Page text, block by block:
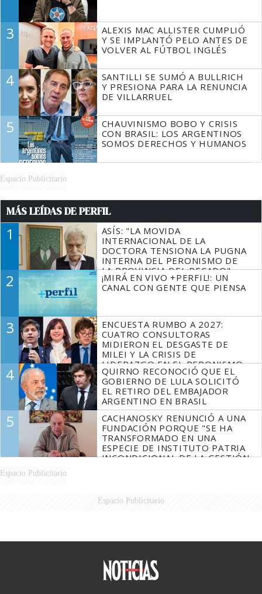
3
ALEXIS MAC ALLISTER CUMPLIÓ
Y SE IMPLANTÓ PELO ANTES DE
VOLVER AL FÚTBOL INGLÉS
4
SANTILLI SE SUMÓ A BULLRICH
Y PRESIONA PARA LA RENUNCIA
DE VILLARRUEL
5
CHAUVINISMO BOBO Y CRISIS
CON BRASIL: LOS ARGENTINOS
SOMOS DERECHOS Y HUMANOS
Espacio Publicitario
MÁS LEÍDAS DE PERFIL
1
ASÍS: "LA MOVIDA
INTERNACIONAL DE LA
DOCTORA TENSIONA LA PUGNA
INTERNA DEL PERONISMO DE
LA PROVINCIA DEL PECADO"
2
¡MIRÁ EN VIVO +PERFIL!: UN
CANAL CON GENTE QUE PIENSA
3
ENCUESTA RUMBO A 2027:
CUATRO CONSULTORAS
MIDIERON EL DESGASTE DE
MILEI Y LA CRISIS DE
LIDERAZGO EN EL PERONISMO
4
QUIRNO RECONOCIÓ QUE EL
GOBIERNO DE LULA SOLICITÓ
EL RETIRO DEL EMBAJADOR
ARGENTINO EN BRASIL
5
CACHANOSKY RENUNCIÓ A UNA
FUNDACIÓN PORQUE "SE HA
TRANSFORMADO EN UNA
ESPECIE DE INSTITUTO PATRIA
INCONDICIONAL DE LA GESTIÓN
Espacio Publicitario
Espacio Publicitario